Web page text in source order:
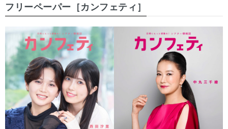
フリーペーパー［カンフェティ］